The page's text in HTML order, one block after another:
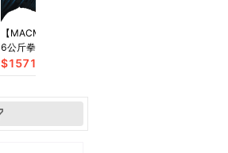
【MACMUS】拳擊訓練組合包｜
6公斤拳擊型運動沙包+拳擊反應
球｜單邊3公斤手部專用負重沙袋
$1571